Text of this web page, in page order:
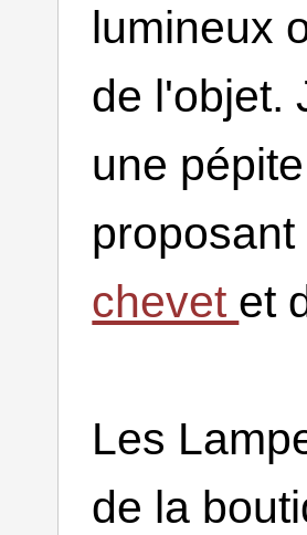
lumineux
de l'objet.
une
chevet et
Les
de la